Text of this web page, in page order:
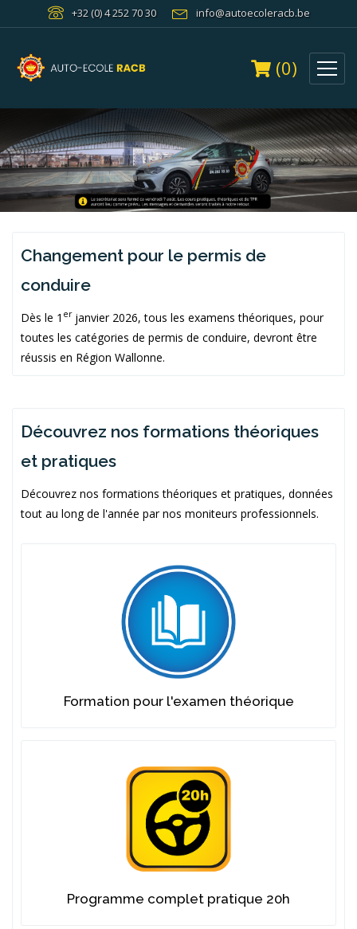
+32 (0) 4 252 70 30 info@autoecoleracb.be
(0)
Changement pour le permis de
conduire
Dès le 1 erjanvier 2026, tous les examens théoriques, pour
toutes les catégories de permis de conduire, devront être
réussis en Région Wallonne.
Découvrez nos formations théoriques
et pratiques
Découvrez nos formations théoriques et pratiques, données
tout au long de l'année par nos moniteurs professionnels.
Formation pour l'examen théorique
Programme complet pratique 20h